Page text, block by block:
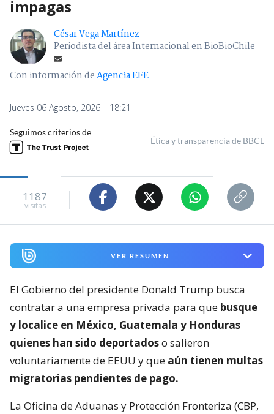
impagas
César Vega Martínez
Periodista del área Internacional en BioBioChile
Con información deAgencia EFE
Jueves 06 Agosto, 2026 | 18:21
Seguimos criterios de
Ética y transparencia de BBCL
1187
visitas
VER RESUMEN
El Gobierno del presidente Donald Trump busca
contratar a una empresa privada para que busque
y localice en México, Guatemala y Honduras
quienes han sido deportadoso salieron
voluntariamente de EEUU y que aún tienen multas
migratorias pendientes de pago.
La Oficina de Aduanas y Protección Fronteriza (CBP,